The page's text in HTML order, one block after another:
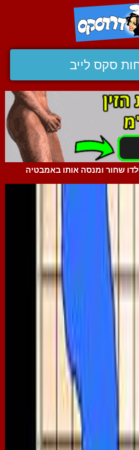
סקס לייב
שחור ומנסה אותו באמבטיה